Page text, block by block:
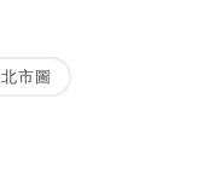
北市圖